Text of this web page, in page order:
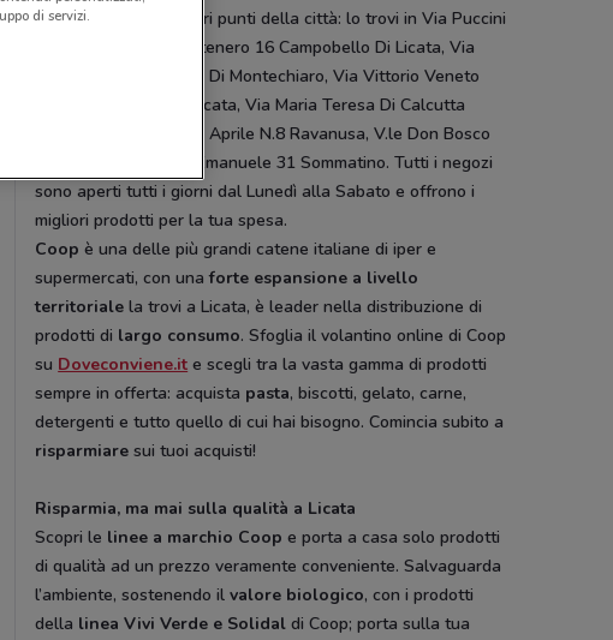
Coop è presente in vari punti della città: lo trovi in Via Puccini
34/36 Licata, Via Montenero 16 Campobello Di Licata, Via
Campanella Sn Palma Di Montechiaro, Via Vittorio Veneto
N.48 Campobello Di Licata, Via Maria Teresa Di Calcutta
Ravanusa, Piazza XXv Aprile N.8 Ravanusa, V.le Don Bosco
N.9 Riesi, Piazza Vitt.Emanuele 31 Sommatino. Tutti i negozi
sono aperti tutti i giorni dal Lunedì alla Sabato e offrono i
migliori prodotti per la tua spesa.
Coop è una delle più grandi catene italiane di iper e
supermercati, con unaforte espansione a livello
territoriale la trovi a Licata, è leader nella distribuzione di
prodotti di largo consumo. Sfoglia il volantino online di Coop
su Doveconviene.it e scegli tra la vasta gamma di prodotti
sempre in offerta: acquista pasta, biscotti, gelato, carne,
detergenti e tutto quello di cui hai bisogno. Comincia subito a
risparmiare sui tuoi acquisti!
Risparmia, ma mai sulla qualità a Licata
Scopri le linee a marchio Coop e porta a casa solo prodotti
di qualità ad un prezzo veramente conveniente. Salvaguarda
l’ambiente, sostenendo ilvalore biologico, con i prodotti
della linea Vivi Verde e Solidal di Coop; porta sulla tua
di servizi.